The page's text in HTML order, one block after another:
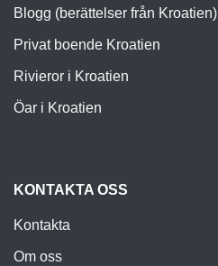
Blogg (berättelser från Kroatien)
Privat boende Kroatien
Rivieror i Kroatien
Öar i Kroatien
KONTAKTA OSS
Kontakta
Om oss